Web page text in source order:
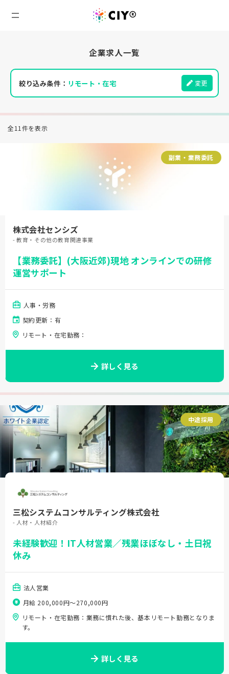
企業求人一覧
絞り込み条件： リモート・在宅 変更
全11件を表示
副業・業務委託
株式会社センシズ
- 教育・その他の教育関連事業
【業務委託】(大阪近郊)現地 オンラインでの研修
運営サポート
人事・労務
契約更新：有
リモート・在宅勤務：
詳しく見る
中途採用
三松システムコンサルティング株式会社
- 人材・人材紹介
未経験歓迎！IT人材営業／残業ほぼなし・土日祝
休み
法人営業
月給 200,000円〜270,000円
リモート・在宅勤務：業務に慣れた後、基本リモート勤務となりま
す。
詳しく見る